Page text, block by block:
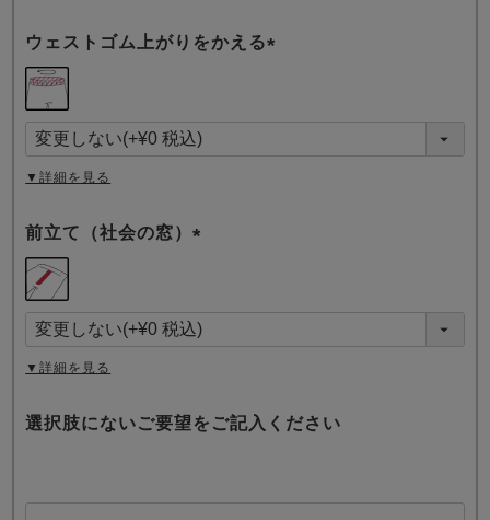
ウェストゴム上がりをかえる
須
)
▼詳細を見る
前立て（社会の窓）
須
)
▼詳細を見る
選択肢にないご要望をご記入ください